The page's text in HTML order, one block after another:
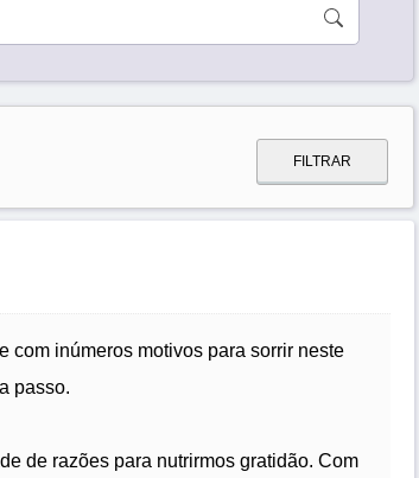
FILTRAR
com inúmeros motivos para sorrir neste
passo.
de razões para nutrirmos gratidão. Com